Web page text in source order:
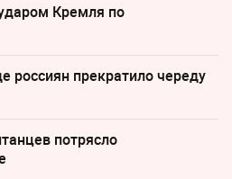
Кремля по
россиян прекратило череду
потрясло